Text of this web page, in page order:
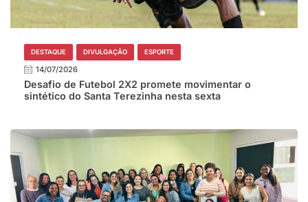
DESTAQUE DIVULGAÇÃO ESPORTE
14/07/2026
Desafio de Futebol 2X2 promete movimentar o
sintético do Santa Terezinha nesta sexta